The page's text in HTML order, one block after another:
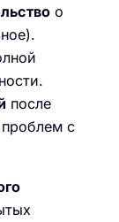
о
после
с